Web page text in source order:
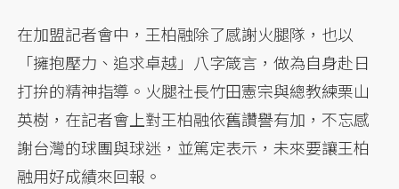
在加盟記者會中，王柏融除了感謝火腿隊，也以
「擁抱壓力、追求卓越」八字箴言，做為自身赴日
打拚的精神指導。火腿社長竹田憲宗與總教練栗山
英樹，在記者會上對王柏融依舊讚譽有加，不忘感
謝台灣的球團與球迷，並篤定表示，未來要讓王柏
融用好成績來回報。